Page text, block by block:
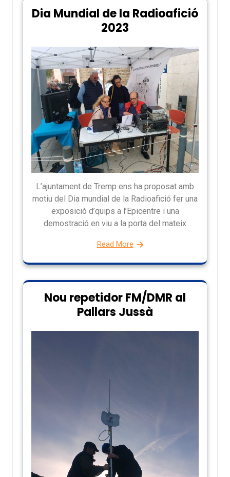
Dia Mundial de la Radioafició
2023
L’ajuntament de Tremp ens ha proposat amb
motiu del Dia mundial de la Radioafició fer una
exposició d’quips a l’Epicentre i una
demostració en viu a la porta del mateix
Read More
Nou repetidor FM/DMR al
Pallars Jussà